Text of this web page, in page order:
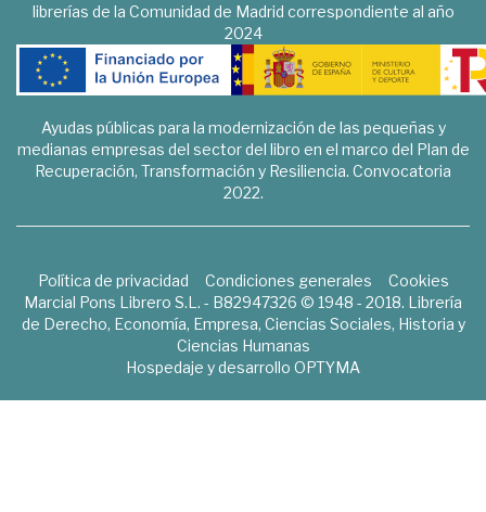
librerías de la Comunidad de Madrid correspondiente al año
2024
Ayudas públicas para la modernización de las pequeñas y
medianas empresas del sector del libro en el marco del Plan de
Recuperación, Transformación y Resiliencia. Convocatoria
2022.
Política de privacidad Condiciones generales
Cookies
Marcial Pons Librero S.L. - B82947326 © 1948 - 2018. Librería
de Derecho, Economía, Empresa, Ciencias Sociales, Historia y
Ciencias Humanas
Hospedaje y desarrollo OPTYMA